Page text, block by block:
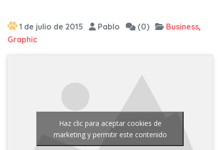
1 de julio de 2015 Pablo (0) Business,
Graphic
Haz clic para aceptar cookies de
marketing y permitir este contenido